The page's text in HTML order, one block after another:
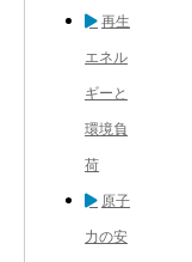
再生
エネル
ギーと
環境負
荷
原子
力の安